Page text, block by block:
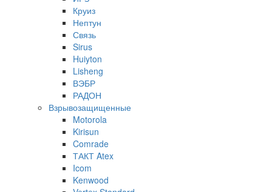
Круиз
Нептун
Связь
Sirus
Huiyton
Lisheng
ВЭБР
РАДОН
Взрывозащищенные
Motorola
Kirisun
Comrade
ТАКТ Atex
Icom
Kenwood